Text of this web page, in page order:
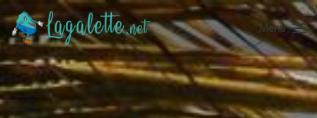
Accéder au contenu principal
Menu